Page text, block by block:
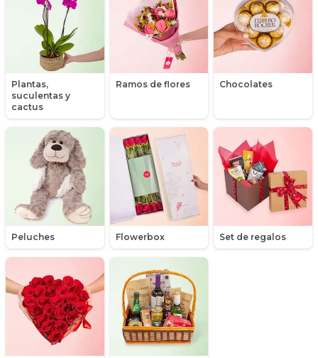
Plantas,
suculentas y
cactus
Ramos de flores Chocolates
Peluches Flowerbox Set de regalos
Hipericum
Libros
Liliums
Mensajes
Minirosas
Nacimiento de niños
Nacimientos
Nacimientos de niñas
Orquídeas
Packs de productos
Peluches